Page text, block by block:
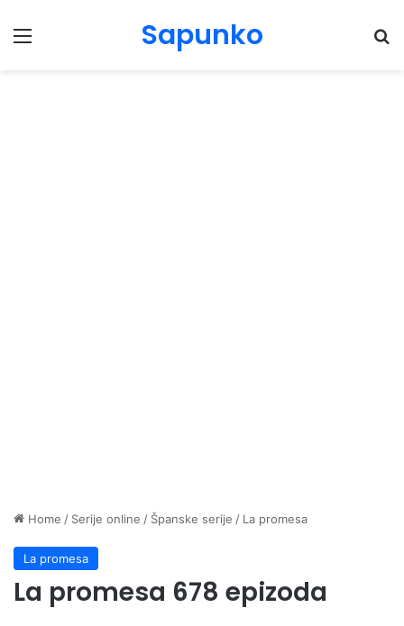
Menu Sapunko
Home / Serije online / Španske serije / La promesa
La promesa
La promesa 678 epizoda